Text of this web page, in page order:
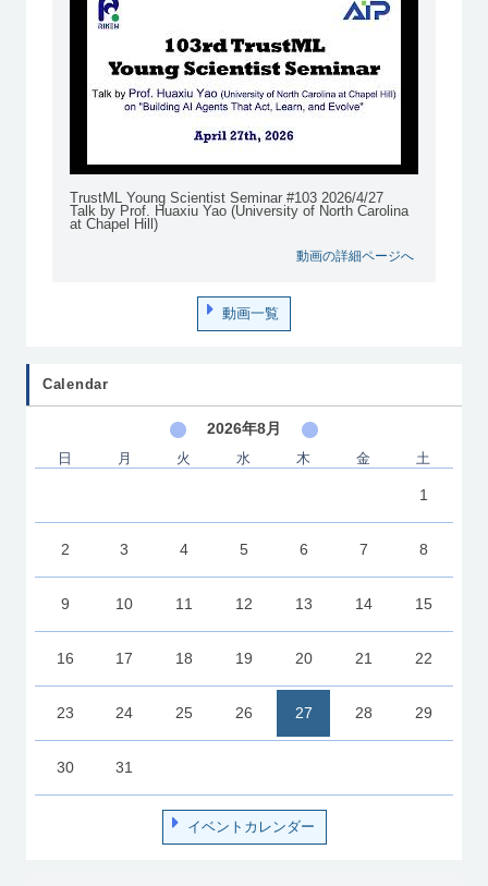
TrustML Young Scientist Seminar #103 2026/4/27
Talk by Prof. Huaxiu Yao (University of North Carolina
at Chapel Hill)
動画の詳細ページへ
動画一覧
Calendar
2026年8月
日 月 火 水 木 金 土
1
2 3 4 5 6 7 8
9 10 11 12 13 14 15
16 17 18 19 20 21 22
23 24 25 26 27 28 29
30 31
イベントカレンダー